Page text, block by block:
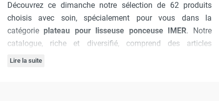
Découvrez ce dimanche notre sélection de 62 produits
choisis avec soin, spécialement pour vous dans la
catégorie plateau pour lisseuse ponceuse IMER. Notre
catalogue, riche et diversifié, comprend des articles
provenant d'une marque plébiscitée par les professionnels :
Lire la suite